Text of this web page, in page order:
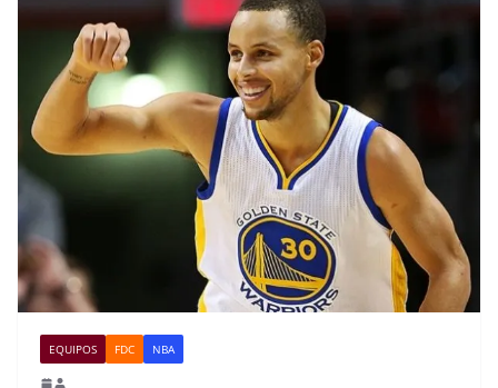
EQUIPOS FDC NBA